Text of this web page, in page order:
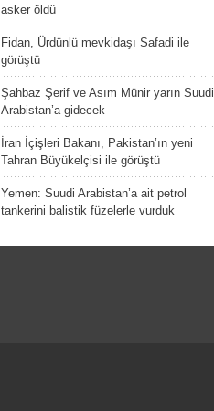
asker öldü
Fidan, Ürdünlü mevkidaşı Safadi ile
görüştü
Şahbaz Şerif ve Asım Münir yarın Suudi
Arabistan’a gidecek
İran İçişleri Bakanı, Pakistan’ın yeni
Tahran Büyükelçisi ile görüştü
Yemen: Suudi Arabistan’a ait petrol
tankerini balistik füzelerle vurduk